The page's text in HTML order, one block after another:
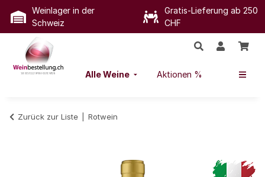
Weinlager in der
Schweiz
Gratis-Lieferung ab 250
CHF
Alle Weine Aktionen %
Zurück zur Liste Rotwein